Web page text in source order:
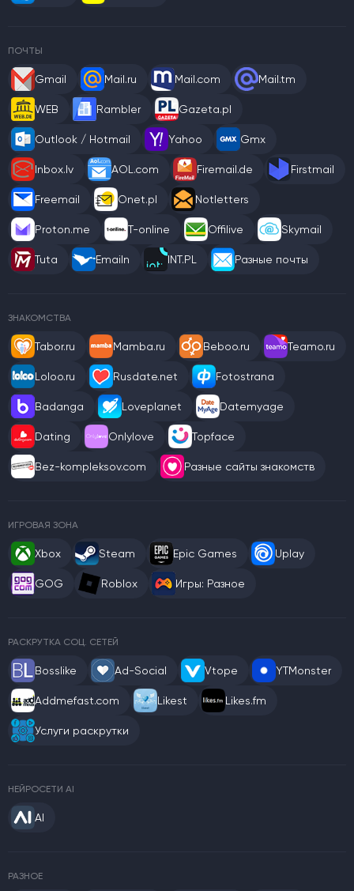
ПОЧТЫ
Gmail Mail.ru Mail.com Mail.tm
WEB Rambler Gazeta.pl
Outlook / Hotmail Yahoo Gmx
Inbox.lv AOL.com Firemail.de Firstmail
Freemail Onet.pl Notletters
Proton.me T-online Offilive Skymail
Tuta Emailn INT.PL Разные почты
ЗНАКОМСТВА
Tabor.ru Mamba.ru Beboo.ru Teamo.ru
Loloo.ru Rusdate.net Fotostrana
Badanga Loveplanet Datemyage
Dating Onlylove Topface
Bez-kompleksov.com Разные сайты знакомств
ИГРОВАЯ ЗОНА
Xbox Steam Epic Games Uplay
GOG Roblox Игры: Разное
РАСКРУТКА СОЦ. СЕТЕЙ
Bosslike Ad-Social Vtope YTMonster
Addmefast.com Likest Likes.fm
Услуги раскрутки
НЕЙРОСЕТИ AI
AI
РАЗНОЕ